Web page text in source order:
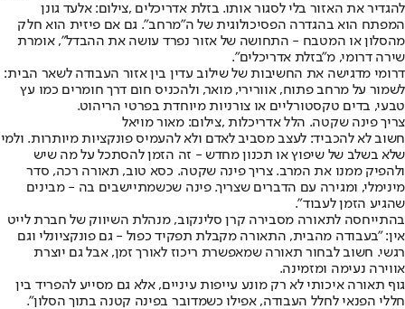
להגדיר את האזור בלי לסגור אותו. בזלת אדריכלים ,צילום: אלעד גונן
המפתח הוא בהגדרה הפסיכולוגית של ה"מרחב". גם אם פיזית הוא חלק
מהסלון או המטבח - התחושה של אזור נפרד עושה את ההבדל", אומרת
שירה דרומי, מ"בזלת אדריכלים".
דרומי מדגישה את החשיבות של שילוב עדין בין אזור העבודה לשאר הבית:
לשמור על מרחב פתוח, אוורירי, מואר, ולהכניס חום דרך חומרים כמו עץ
טבעי, בדים טקסטורליים או צורניות מיוחדת בפרטי הריהוט.
צריך פינה שקטה. הלל אדריכלות ,צילום: מאור מויאל
חשוב לא להכביד: לעצב מסביב לאדם ולא להעמיס פונקציות מיותרות. ולמי
שלא בשלב של שיפוץ או תכנון מחדש - זה הזמן להסתכל על מה שיש
ולהפיק ממנו את המרב. צריך פינה שקטה. כסא טוב, תאורה רכה, סדר
מינימלי, ומגירה עם הדברים שצריך. פינה שכשמתיישבים בה - מבינים
שהגיע הזמן לעבוד".
בהתייחסה לתאורה מסבירה קרן סלינקוב, מנהלת השיווק של חברת לייט
אין: "בעבודה מהבית, התאורה מקבלת תפקיד כפול - גם פונקציונלי וגם
רגשי. חשוב לבחור תאורה שמאפשרת ריכוז לאורך זמן, אבל גם יוצרת
אווירה נעימה ומזמינה.
גוף תאורה איכותי לא רק מונע עייפות עיניים, אלא גם מסייע להפריד בין
חללי הפנאי לחלל העבודה, אפילו כשמדובר בפינה קטנה בתוך הסלון".